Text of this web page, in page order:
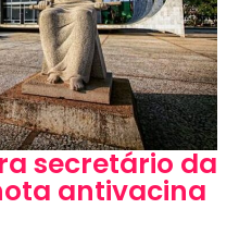
secretário da
antivacina